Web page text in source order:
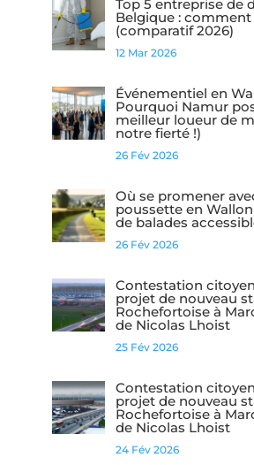
Top 5 entreprise de
Belgique :
(comparatif 2026)
12 Mar 2026
Événementiel en
Pourquoi Namur
meilleur loueur de
notre fierté !)
26 Fév 2026
Où se promener
poussette en
de balades
26 Fév 2026
Contestation
projet de nouveau
Rochefortoise à
de Nicolas Lhoist
25 Fév 2026
Contestation
projet de nouveau
Rochefortoise à
de Nicolas Lhoist
24 Fév 2026